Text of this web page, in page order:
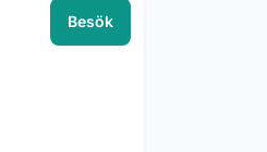
Besök